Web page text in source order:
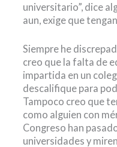
universitario”, dice
aun, exige que
Siempre he
creo que la falta de
impartida en un
descalifique para
Tampoco creo que
como alguien con
Congreso han
universidades y